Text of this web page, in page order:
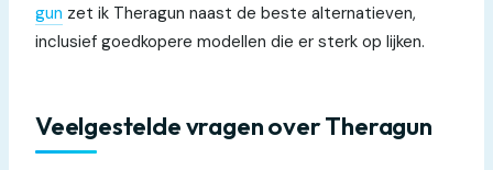
gun zet ik Theragun naast de beste alternatieven,
inclusief goedkopere modellen die er sterk op lijken.
Veelgestelde vragen over Theragun